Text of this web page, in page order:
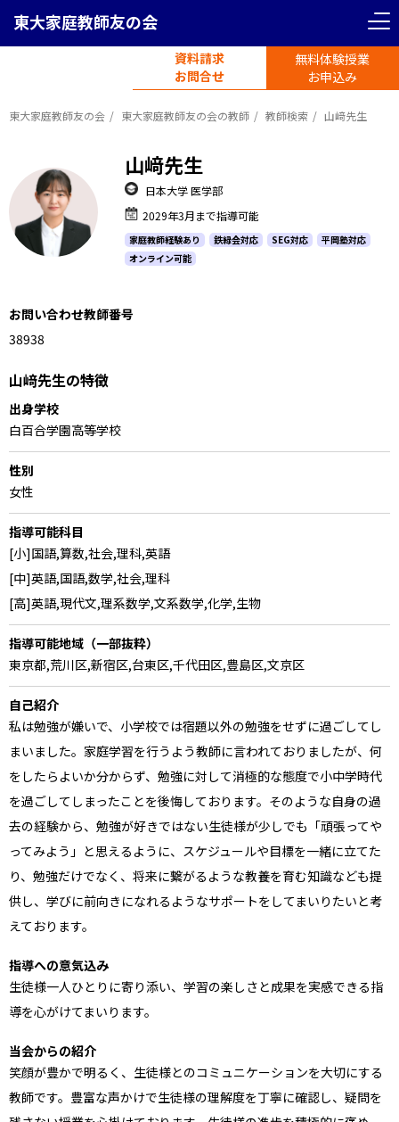
東大家庭教師友の会
資料請求
お問合せ
無料体験授業
お申込み
東大家庭教師友の会 東大家庭教師友の会の教師 教師検索 山﨑先生
山﨑先生
日本大学 医学部
2029年3月まで指導可能
家庭教師経験あり 鉄緑会対応 SEG対応
平岡塾対応
オンライン可能
お問い合わせ教師番号
1138938
山﨑先生の特徴
出身学校
白百合学園高等学校
性別
女性
指導可能科目
[小]国語,算数,社会,理科,英語
[中]英語,国語,数学,社会,理科
[高]英語,現代文,理系数学,文系数学,化学,生物
指導可能地域（一部抜粋）
東京都,荒川区,新宿区,台東区,千代田区,豊島区,文京区
自己紹介
私は勉強が嫌いで、小学校では宿題以外の勉強をせずに過ごしてし
まいました。家庭学習を行うよう教師に言われておりましたが、何
をしたらよいか分からず、勉強に対して消極的な態度で小中学時代
を過ごしてしまったことを後悔しております。そのような自身の過
去の経験から、勉強が好きではない生徒様が少しでも「頑張ってや
ってみよう」と思えるように、スケジュールや目標を一緒に立てた
り、勉強だけでなく、将来に繋がるような教養を育む知識なども提
供し、学びに前向きになれるようなサポートをしてまいりたいと考
えております。
指導への意気込み
生徒様一人ひとりに寄り添い、学習の楽しさと成果を実感できる指
導を心がけてまいります。
当会からの紹介
笑顔が豊かで明るく、生徒様とのコミュニケーションを大切にする
教師です。豊富な声かけで生徒様の理解度を丁寧に確認し、疑問を